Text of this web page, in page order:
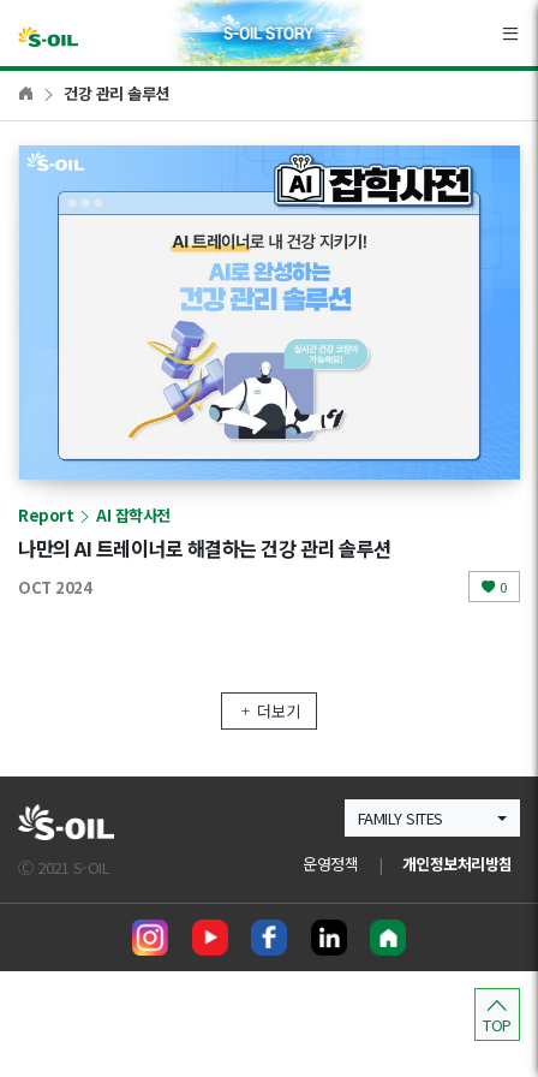
건강 관리 솔루션
Report AI 잡학사전
나만의 AI 트레이너로 해결하는 건강 관리 솔루션
OCT 2024 0
더보기
FAMILY SITES
Ⓒ 2021 S-OIL 운영정책 | 개인정보처리방침
TOP